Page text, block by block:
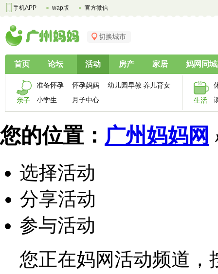
手机APP wap版 官方微信
切换城市
首页 论坛 活动 房产 家居 妈网同
亲子
准备怀孕 怀孕妈妈 幼儿园早教 养儿育女
小学生
月子中心 生活
您的位置： 广州妈妈网
选择活动
分享活动
参与活动
您正在妈网活动频道，